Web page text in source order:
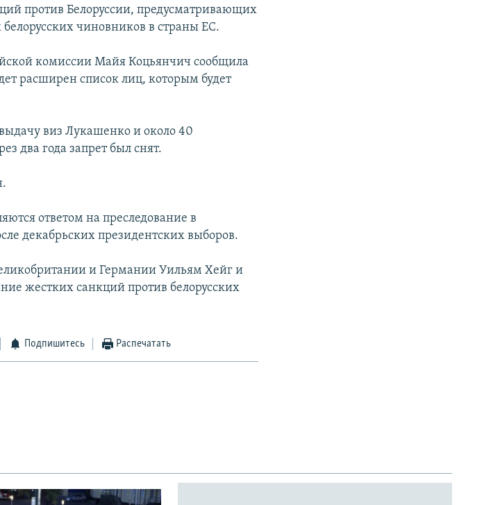
против Белоруссии, предусматривающих
чиновников в страны ЕС.
комиссии Майя Коцьянчич сообщила
расширен список лиц, которым будет
виз Лукашенко и около 40
два года запрет был снят.
ответом на преследование в
декабрьских президентских выборов.
и Германии Уильям Хейг и
жестких санкций против белорусских
Подпишитесь Распечатать